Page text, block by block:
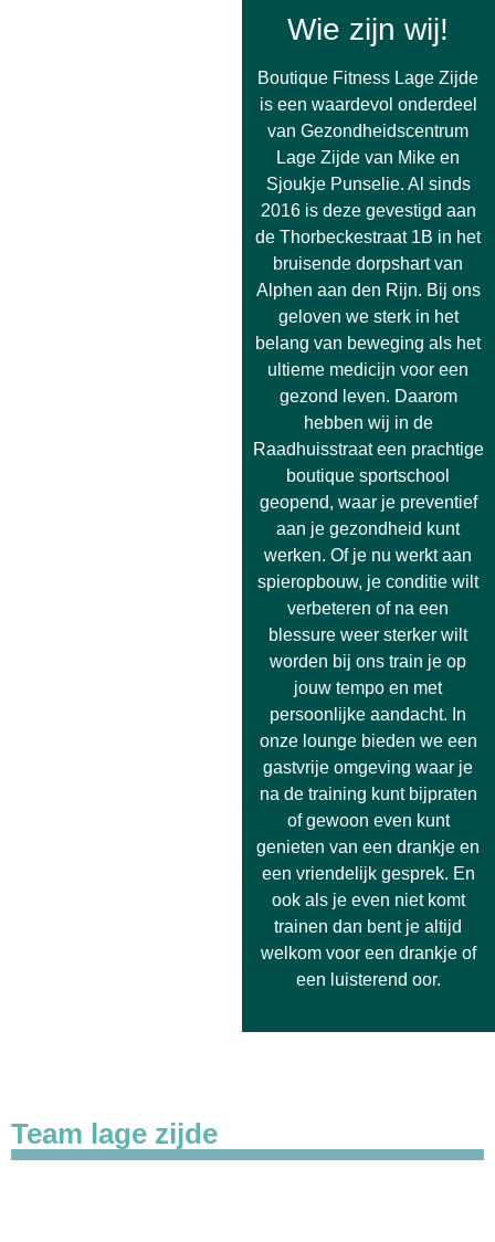
Wie zijn wij!
Boutique Fitness Lage Zijde
is een waardevol onderdeel
van Gezondheidscentrum
Lage Zijde van Mike en
Sjoukje Punselie. Al sinds
2016 is deze gevestigd aan
de Thorbeckestraat 1B in het
bruisende dorpshart van
Alphen aan den Rijn. Bij ons
geloven we sterk in het
belang van beweging als het
ultieme medicijn voor een
gezond leven. Daarom
hebben wij in de
Raadhuisstraat een prachtige
boutique sportschool
geopend, waar je preventief
aan je gezondheid kunt
werken. Of je nu werkt aan
spieropbouw, je conditie wilt
verbeteren of na een
blessure weer sterker wilt
worden bij ons train je op
jouw tempo en met
persoonlijke aandacht. In
onze lounge bieden we een
gastvrije omgeving waar je
na de training kunt bijpraten
of gewoon even kunt
genieten van een drankje en
een vriendelijk gesprek. En
ook als je even niet komt
trainen dan bent je altijd
welkom voor een drankje of
een luisterend oor.
Team lage zijde